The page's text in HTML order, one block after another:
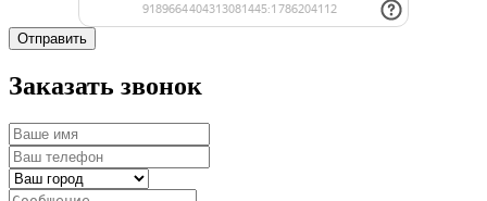
Отправить
Заказать звонок